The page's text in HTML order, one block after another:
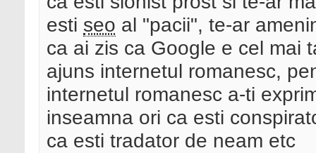
esti seo al "pacii", te-ar
ca ai zis ca Google e cel mai
ajuns internetul romanesc,
internetul romanesc a-ti
inseamna ori ca esti
ca esti tradator de neam etc